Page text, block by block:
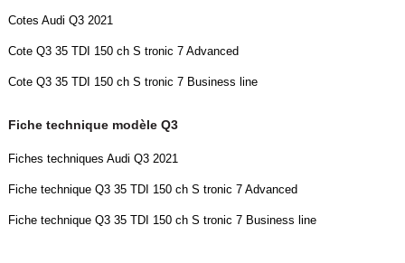
- Sièges chauffants
- Streaming musical intégré
- Suspension sport
- Système d&#039;appel d&#039;urgence
- Système de détection de la fatigue
- Système de limitation de la vitesse
- Système Stop &amp; Start
Cotes Audi Q3 2021
Cote Q3 35 TDI 150 ch S tronic 7 Advanced
Cote Q3 35 TDI 150 ch S tronic 7 Business line
Fiche technique modèle Q3
Fiches techniques Audi Q3 2021
Fiche technique Q3 35 TDI 150 ch S tronic 7 Advanced
Fiche technique Q3 35 TDI 150 ch S tronic 7 Business line